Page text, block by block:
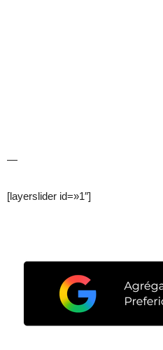
—
[layerslider id=»1″]